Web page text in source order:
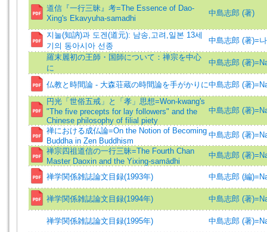
道信『一行三昧』考=The Essence of Dao-
Xing's Ekavyuha-samadhi
中島志郎 (著)
지눌(知訥)과 도겐(道元): 남송,고려,일본 13세
기의 동아시아 선종
中島志郎 (著)=
羅末麗初の王師・国師について：禅宗を中心
に
中島志郎 (著
仏教と時間論 - 大森荘蔵の時間論を手がかりに中島志郎 (著
円光「世俗五戒」と「孝」思想=Won-kwang's
"The five precepts for lay followers" and the
Chinese philosophy of filial piety
中島志郎 (著
禅における成仏論=On the Notion of Becoming
Buddha in Zen Buddhism
中島志郎 (著
禅宗四祖道信の一行三昧=The Fourth Chan
Master Daoxin and the Yixing-samādhi
中島志郎 (著
禅学関係雑誌論文目録(1993年) 中島志郎 (編
禅学関係雑誌論文目録(1994年) 中島志郎 (著
禅学関係雑誌論文目録(1995年)
中島志郎 (著